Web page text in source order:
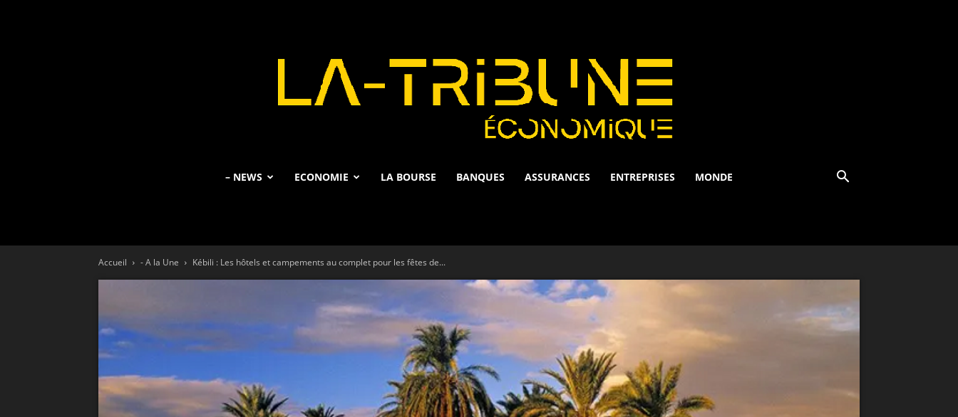
Economique
– NEWS ECONOMIE LA BOURSE BANQUES ASSURANCES ENTREPRISES MONDE
Accueil - A la Une Kébili : Les hôtels et campements au complet pour les fêtes de...